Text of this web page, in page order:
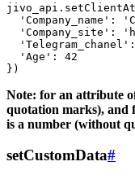
'Company_name':
'Company_site':
  'Age': 42
Note: for an attribute
quotation marks),
is a number (without
setCustomData#